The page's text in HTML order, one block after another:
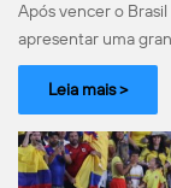
Após vencer o
apresentar uma
Leia mais >